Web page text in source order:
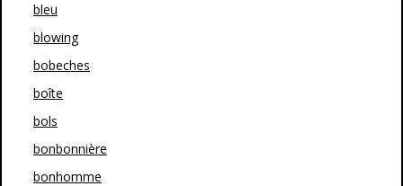
bleu
blowing
bobeches
boîte
bols
bonbonnière
bonhomme